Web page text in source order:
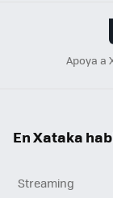
Apoya a
En Xataka
Streaming